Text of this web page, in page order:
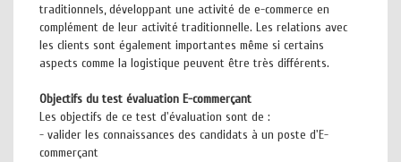
traditionnels, développant une activité de e-commerce en
complément de leur activité traditionnelle. Les relations avec
les clients sont également importantes même si certains
aspects comme la logistique peuvent être très différents.
Objectifs du test évaluation E-commerçant
Les objectifs de ce test d'évaluation sont de :
- valider les connaissances des candidats à un poste d'E-
commerçant